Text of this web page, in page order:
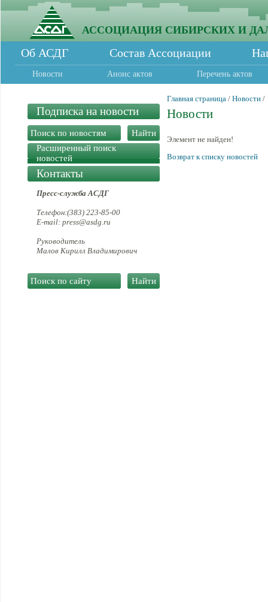
АССОЦИАЦИЯ СИБИРСКИХ И
Об АСДГ Состав Ассоциации
Новости Анонс актов Перечень актов
Подписка на новости
Расширенный поиск
новостей
Контакты
Пресс-служба АСДГ
Телефон:(383) 223-85-00
E-mail: press@asdg.ru
Руководитель
Малов Кирилл Владимирович
Главная страница / Новости /
Новости
Элемент не найден!
Возврат к списку новостей